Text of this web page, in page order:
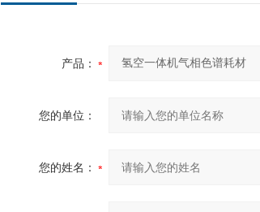
产品：
您的单位：
您的姓名：